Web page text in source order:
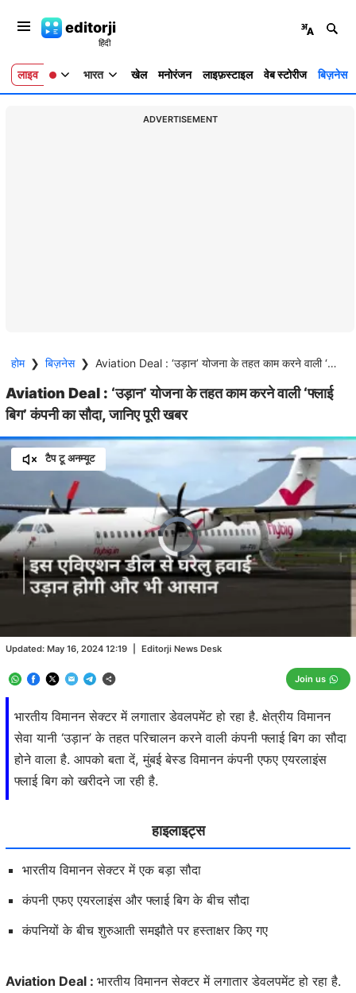
editorji
लाइव भारत खेल मनोरंजन लाइफ़स्टाइल वेब स्टोरीज बिज़नेस
ADVERTISEMENT
होम ❯ बिज़नेस ❯ Aviation Deal : ‘उड़ान’ योजना के तहत काम करने वाली ‘फ्लाई बिग’ कंपनी का सौदा, जानिए पूरी खबर
Aviation Deal : ‘उड़ान’ योजना के तहत काम करने वाली ‘फ्लाई
बिग’ कंपनी का सौदा, जानिए पूरी खबर
भारतीय विमानन सेक्टर में लगातार डेवलपमेंट हो रहा है. क्षेत्रीय विमानन
सेवा यानी ‘उड़ान’ के तहत परिचालन करने वाली कंपनी फ्लाई बिग का सौदा
होने वाला है. आपको बता दें, मुंबई बेस्ड विमानन कंपनी एफए एयरलाइंस
फ्लाई बिग को खरीदने जा रही है.
Updated: May 16, 2024 12:19 Editorji News Desk
Join us
टैप टू अनम्यूट
Video
Player
is
loading.
हाइलाइट्स
भारतीय विमानन सेक्टर में एक बड़ा सौदा
कंपनी एफए एयरलाइंस और फ्लाई बिग के बीच सौदा
कंपनियों के बीच शुरुआती समझौते पर हस्ताक्षर किए गए
Aviation Deal : भारतीय विमानन सेक्टर में लगातार डेवलपमेंट हो रहा है.